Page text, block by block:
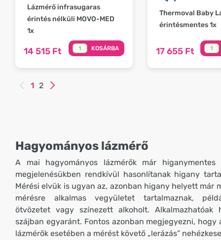
Lázmérő infrasugaras
érintés nélküli MOVO-MED
1x
14 515 Ft KOSÁRBA
Thermoval Baby
érintésmentes 1x
17 655 Ft
1 2
Hagyományos lázmérő
A mai hagyományos lázmérők már higanymentes
megjelenésükben rendkívül hasonlítanak higany
Mérési elvük is ugyan az, azonban higany helyett már
mérésre alkalmas vegyületet tartalmaznak,
ötvözetet vagy színezett alkoholt. Alkalmazhatóak
szájban egyaránt. Fontos azonban megjegyezni, hogy
lázmérők esetében a mérést követő „lerázás”